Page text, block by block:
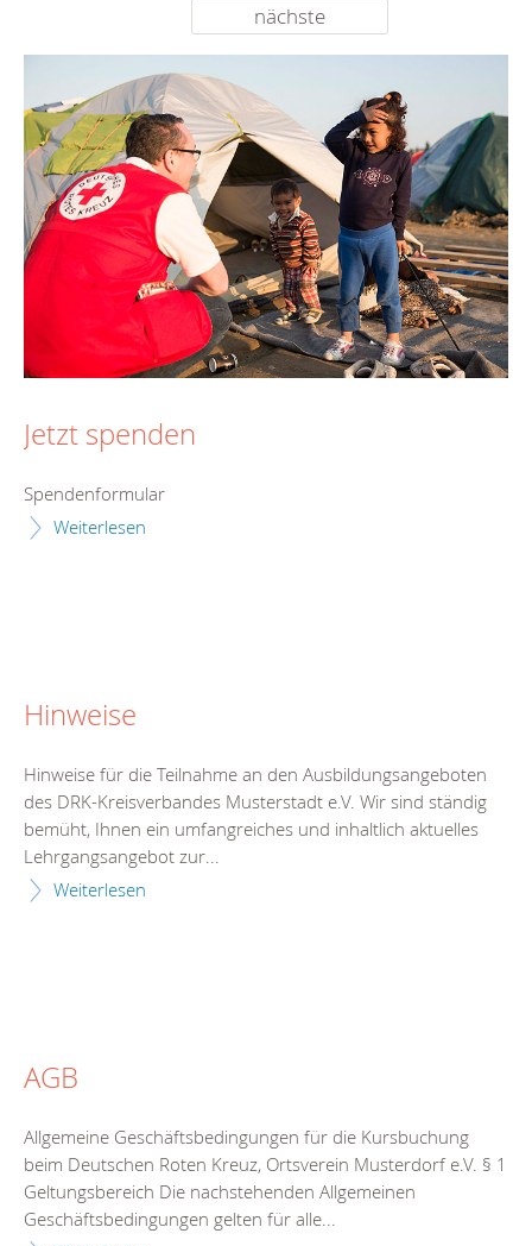
nächste
Jetzt spenden
Spendenformular
Weiterlesen
Hinweise
Hinweise für die Teilnahme an den Ausbildungsangeboten
des DRK-Kreisverbandes Musterstadt e.V. Wir sind ständig
bemüht, Ihnen ein umfangreiches und inhaltlich aktuelles
Lehrgangsangebot zur...
Weiterlesen
AGB
Allgemeine Geschäftsbedingungen für die Kursbuchung
beim Deutschen Roten Kreuz, Ortsverein Musterdorf e.V. § 1
Geltungsbereich Die nachstehenden Allgemeinen
Geschäftsbedingungen gelten für alle...